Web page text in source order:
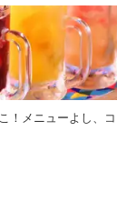
！メニューよし、コ